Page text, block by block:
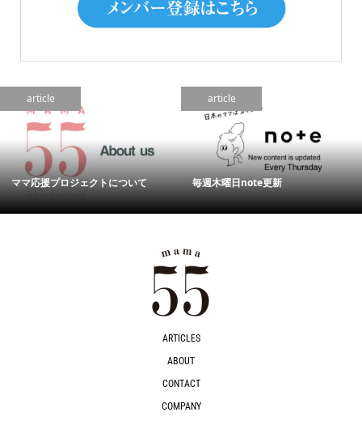
article
ママ応援プロジェクトについて
article
毎週木曜日note更新
ARTICLES
ABOUT
CONTACT
COMPANY